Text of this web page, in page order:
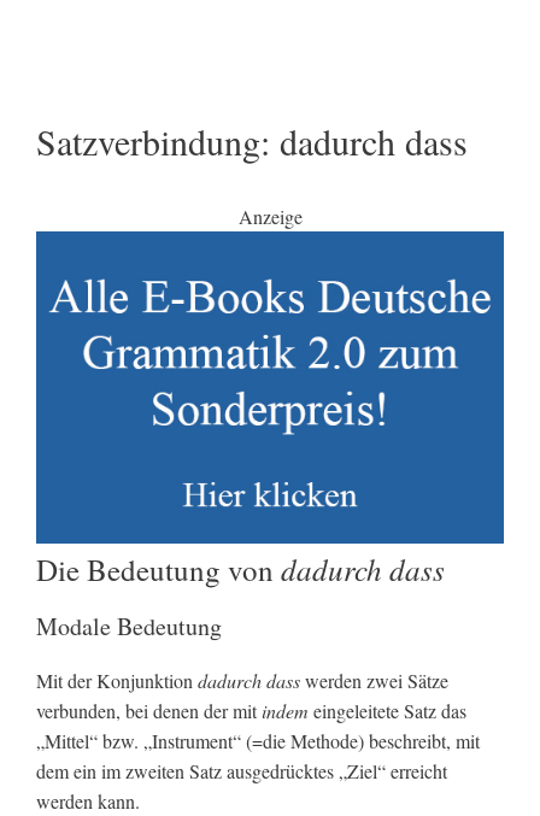
Satzverbindung: dadurch dass
Anzeige
Die Bedeutung von dadurch dass
Modale Bedeutung
Mit der Konjunktion dadurch dasswerden zwei Sätze
verbunden, bei denen der mit indem eingeleitete Satz das
„Mittel“ bzw. „Instrument“ (=die Methode) beschreibt, mit
dem ein im zweiten Satz ausgedrücktes „Ziel“ erreicht
werden kann.